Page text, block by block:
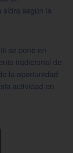
sidra según la
se pone en
tradicional de
la oportunidad
actividad en